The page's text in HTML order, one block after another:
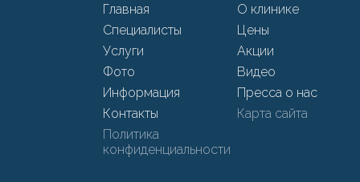
Главная
О клинике
Специалисты
Цены
Услуги
Акции
Фото
Видео
Информация
Пресса о нас
Контакты
Карта сайта
Политика
конфиденциальности